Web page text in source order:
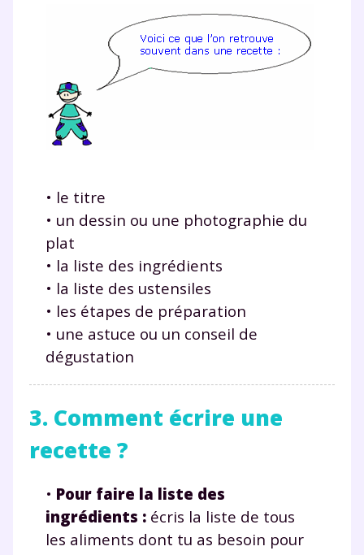
• le titre
• un dessin ou une photographie du
plat
• la liste des ingrédients
• la liste des ustensiles
• les étapes de préparation
• une astuce ou un conseil de
dégustation
3. Comment écrire une
recette ?
• Pour faire la liste des
ingrédients : écris la liste de tous
les aliments dont tu as besoin pour